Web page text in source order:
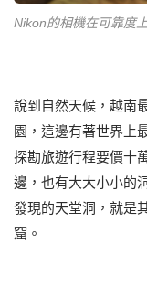
Nikon的相機在可靠度
說到自然天候，越南
園，這邊有著世界上
探勘旅遊行程要價十
邊，也有大大小小的
發現的天堂洞，就是
窟。